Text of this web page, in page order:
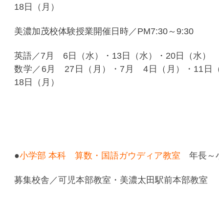
18日（月）
美濃加茂校体験授業開催日時／PM7:30～9:30
英語／7月 6日（水）・13日（水）・20日（水）
数学／6月 27日（月）・7月 4日（月）・11日
18日（月）
●小学部 本科 算数・国語ガウディア教室 年長～
募集校舎／可児本部教室・美濃太田駅前本部教室